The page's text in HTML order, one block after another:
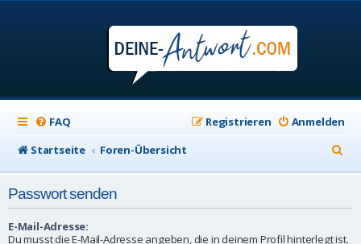
FAQ Anmelden
Registrieren
Startseite
Foren-Übersicht
u
Passwort senden
E-Mail-Adresse:
Du musst die E-Mail-Adresse angeben, die in deinem Profil hinterlegt ist.